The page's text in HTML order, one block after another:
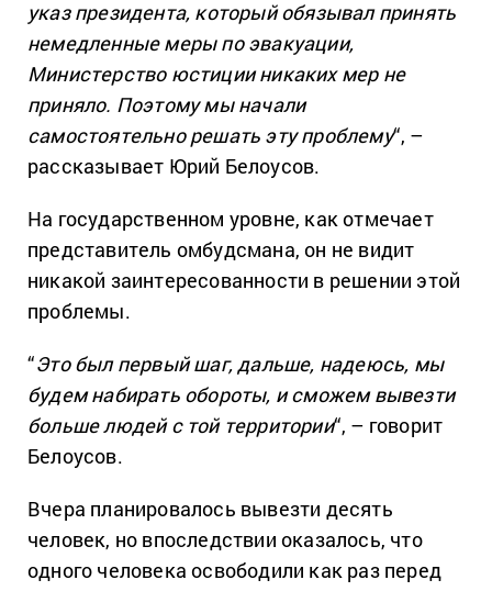
указ президента, который обязывал принять
немедленные меры по эвакуации,
Министерство юстиции никаких мер не
приняло. Поэтому мы начали
самостоятельно решать эту проблему“, –
рассказывает Юрий Белоусов.
На государственном уровне, как отмечает
представитель омбудсмана, он не видит
никакой заинтересованности в решении этой
проблемы.
“Это был первый шаг, дальше, надеюсь, мы
будем набирать обороты, и сможем вывезти
больше людей с той территории“, – говорит
Белоусов.
Вчера планировалось вывезти десять
человек, но впоследствии оказалось, что
одного человека освободили как раз перед